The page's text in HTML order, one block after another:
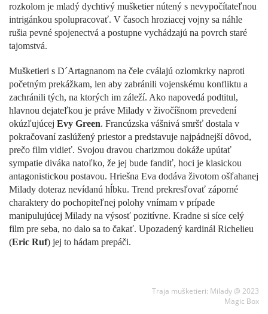
rozkolom je mladý dychtivý mušketier nútený s nevypočítateľnou
intrigánkou spolupracovať. V časoch hroziacej vojny sa náhle
rušia pevné spojenectvá a postupne vychádzajú na povrch staré
tajomstvá.
Mušketieri s D´Artagnanom na čele cválajú ozlomkrky naproti
početným prekážkam, len aby zabránili vojenskému konfliktu a
zachránili tých, na ktorých im záleží. Ako napovedá podtitul,
hlavnou dejateľkou je práve Milady v živočíšnom prevedení
okúzľujúcej Evy Green. Francúzska vášnivá smršť dostala v
pokračovaní zaslúžený priestor a predstavuje najpádnejší dôvod,
prečo film vidieť. Svojou dravou charizmou dokáže upútať
sympatie diváka natoľko, že jej bude fandiť, hoci je klasickou
antagonistickou postavou. Hriešna Eva dodáva životom ošľahanej
Milady doteraz nevídanú hĺbku. Trend prekresľovať záporné
charaktery do pochopiteľnej polohy vnímam v prípade
manipulujúcej Milady na výsosť pozitívne. Kradne si síce celý
film pre seba, no dalo sa to čakať. Upozadený kardinál Richelieu
(Eric Ruf) jej to hádam prepáči.
Traja mušketieri: Milady @ 2023
Magic Box